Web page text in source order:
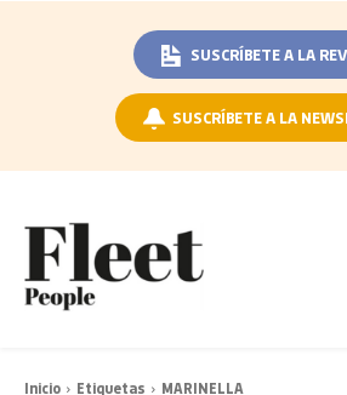
SUSCRÍBETE A LA
SUSCRÍBETE A LA
Inicio Etiquetas MARINELLA